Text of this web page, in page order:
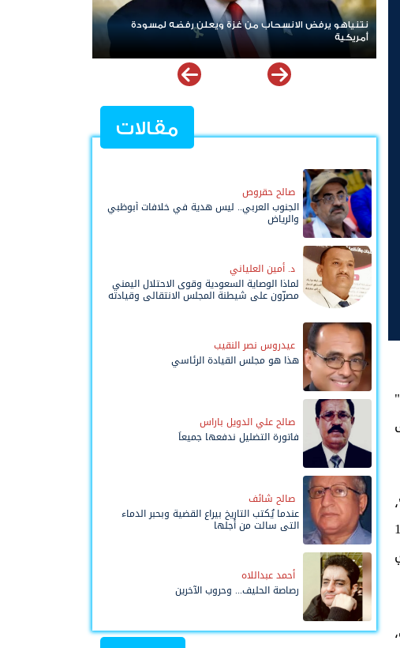
"نحو 100
من غزة ويعلن رفضه لمسودة
ردا على «خروقات» حزب الله.. إسرائيل
مقالات
صالح حقروص
الجنوب العربي.. ليس هدية في خلافات أبوظبي
والرياض
د. أمين العلياني
لماذا الوصاية السعودية وقوى الاحتلال اليمني
مصرّون على شيطنة المجلس الانتقالي وقيادته
عيدروس نصر النقيب
هذا هو مجلس القيادة الرئاسي
صالح علي الدويل باراس
فاتورة التضليل ندفعها جميعاً
صالح شائف
عندما يُكتب التاريخ بيراع القضية وبحبر الدماء
التي سالت من أجلها
أحمد عبداللاه
رصاصة الحليف... وحروب الآخرين